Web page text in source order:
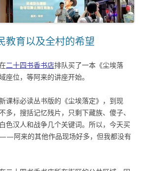
教育以及全村的希望
二十四书香书店排队买了一本《尘埃落
座位，等阿来的讲座开始。
课标必读丛书版的《尘埃落定》，到现
多，搜括记忆残片，只剩下藏族、傻子、
色汉人和战争几个关键词。所以，今天买
阿来的其他作品现场好多，但我都没有